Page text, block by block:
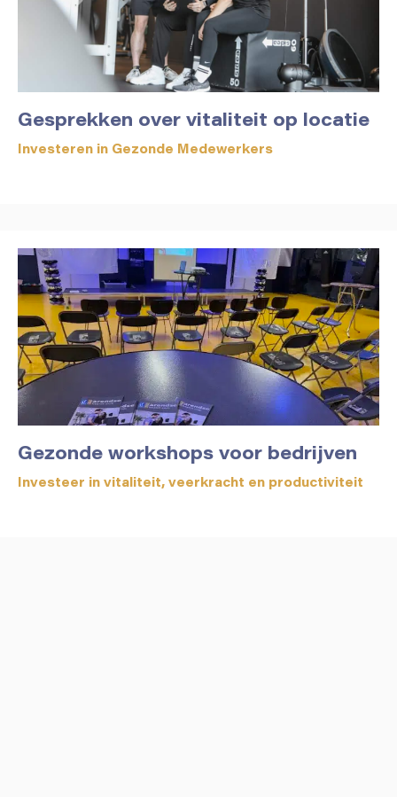
Gesprekken over vitaliteit op locatie
Investeren in Gezonde Medewerkers
Gezonde workshops voor bedrijven
Investeer in vitaliteit, veerkracht en productiviteit